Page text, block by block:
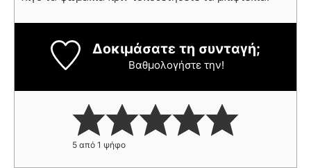
Δοκιμάσατε τη συνταγή;
Βαθμολογήστε την!
5 από 1 ψήφο